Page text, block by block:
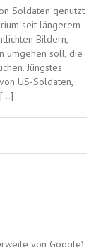
Soldaten genutzt
seit längerem
Bildern,
umgehen soll, die
Jüngstes
US-Soldaten,
von Google)